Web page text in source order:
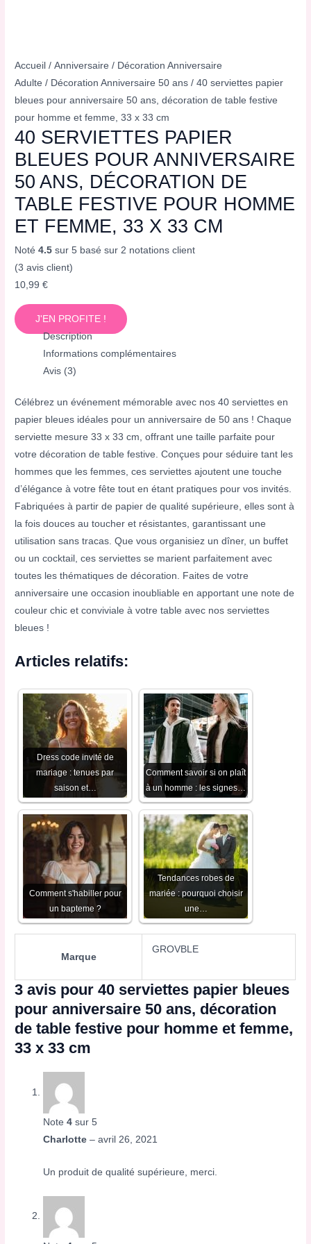
Accueil /Anniversaire / Décoration Anniversaire
Adulte / Décoration Anniversaire 50 ans / 40 serviettes papier
bleues pour anniversaire 50 ans, décoration de table festive
pour homme et femme, 33 x 33 cm
40 SERVIETTES PAPIER
BLEUES POUR ANNIVERSAIRE
50 ANS, DÉCORATION DE
TABLE FESTIVE POUR HOMME
ET FEMME, 33 X 33 CM
Noté4.5 sur 5 basé sur 2 notations client
(3 avis client)
10,99€
J'EN PROFITE !
Description
Informations complémentaires
Avis (3)
Célébrez un événement mémorable avec nos 40 serviettes en
papier bleues idéales pour un anniversaire de 50 ans ! Chaque
serviette mesure 33 x 33 cm, offrant une taille parfaite pour
votre décoration de table festive. Conçues pour séduire tant les
hommes que les femmes, ces serviettes ajoutent une touche
d’élégance à votre fête tout en étant pratiques pour vos invités.
Fabriquées à partir de papier de qualité supérieure, elles sont à
la fois douces au toucher et résistantes, garantissant une
utilisation sans tracas. Que vous organisiez un dîner, un buffet
ou un cocktail, ces serviettes se marient parfaitement avec
toutes les thématiques de décoration. Faites de votre
anniversaire une occasion inoubliable en apportant une note de
couleur chic et conviviale à votre table avec nos serviettes
bleues !
Articles relatifs:
Dress code invité de
mariage : tenues par
saison et…
Comment savoir si on plaît
à un homme : les signes…
Comment s'habiller pour
un bapteme​ ?
Tendances robes de
mariée : pourquoi choisir
une…
Marque
GROVBLE
3 avis pour40 serviettes papier bleues
pour anniversaire 50 ans, décoration
de table festive pour homme et femme,
33 x 33 cm
Note4 sur 5
Charlotte– avril 26, 2021
Un produit de qualité supérieure, merci.